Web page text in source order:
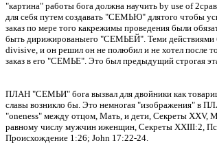
"картина" работы бога должна научить by use of
для себя путем создавать "СЕМЬЮ" длятого чтобы
заказ по мере того какрежимы проведения были
быть дирижированыего "СЕМЬЕЙ". Теми
divisive, и он решил он не полюбил и не хотел после
заказ в его "СЕМЬЕ". Это был предыдущий строгая
ПЛАН "СЕМЬИ" бога вызвал для двойники как
славы возникло бы. Это немногая "изображения" в
"oneness" между отцом, Мать, и дети, Секреты XXV,
равному числу мужчин иженщин, Секреты XXIII:2,
Происхождение 1:26; John 17:22-24.